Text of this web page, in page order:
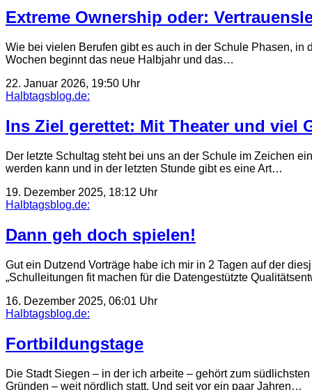
Extreme Ownership oder:
Wie bei vielen Berufen gibt es auch in der Schule Phasen,
Wochen beginnt das neue Halbjahr und das…
22. Januar 2026, 19:50 Uhr
Halbtagsblog.de:
Ins Ziel gerettet: Mit Theater und viel
Der letzte Schultag steht bei uns an der Schule im Zeichen
werden kann und in der letzten Stunde gibt es eine Art…
19. Dezember 2025, 18:12 Uhr
Halbtagsblog.de:
Dann geh doch spielen!
Gut ein Dutzend Vorträge habe ich mir in 2 Tagen auf der
„Schulleitungen fit machen für die Datengestützte
16. Dezember 2025, 06:01 Uhr
Halbtagsblog.de:
Fortbildungstage
Die Stadt Siegen – in der ich arbeite – gehört zum
Gründen – weit nördlich statt. Und seit vor ein paar Jahren…